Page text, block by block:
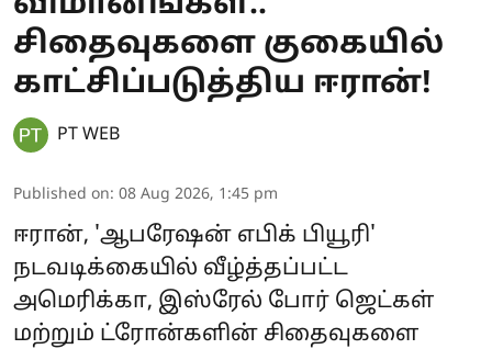
சிதைவுகளை குகையில்
காட்சிப்படுத்திய ஈரான்!
PT WEB
Published on: 08 Aug 2026, 1:45 pm
ஈரான், 'ஆபரேஷன் எபிக் பியூரி'
நடவடிக்கையில் வீழ்த்தப்பட்ட
அமெரிக்கா, இஸ்ரேல் போர் ஜெட்கள்
மற்றும் ட்ரோன்களின் சிதைவுகளை